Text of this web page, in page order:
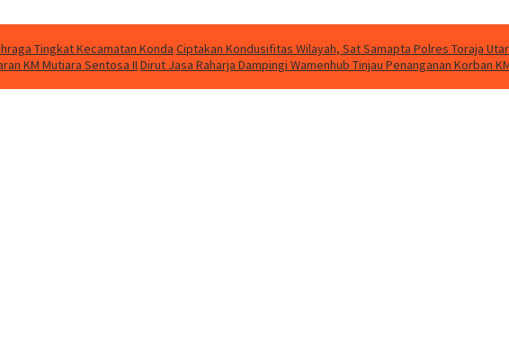
Tingkat Kecamatan Konda Ciptakan Kondusifitas Wilayah, Sat Samapta Polres Toraja
KM Mutiara Sentosa II Dirut Jasa Raharja Dampingi Wamenhub Tinjau Penanganan Korban